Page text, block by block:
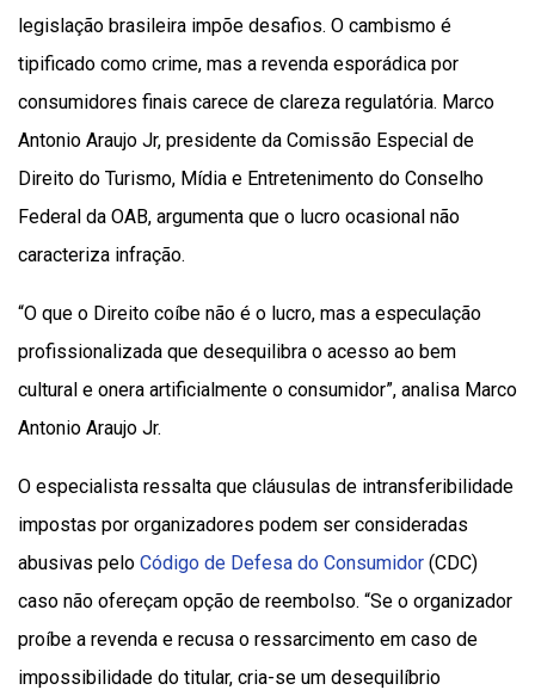
legislação brasileira impõe desafios. O cambismo é
tipificado como crime, mas a revenda esporádica por
consumidores finais carece de clareza regulatória. Marco
Antonio Araujo Jr, presidente da Comissão Especial de
Direito do Turismo, Mídia e Entretenimento do Conselho
Federal da OAB, argumenta que o lucro ocasional não
caracteriza infração.
“O que o Direito coíbe não é o lucro, mas a especulação
profissionalizada que desequilibra o acesso ao bem
cultural e onera artificialmente o consumidor”, analisa Marco
Antonio Araujo Jr.
O especialista ressalta que cláusulas de intransferibilidade
impostas por organizadores podem ser consideradas
abusivas pelo Código de Defesa do Consumidor (CDC)
caso não ofereçam opção de reembolso. “Se o organizador
proíbe a revenda e recusa o ressarcimento em caso de
impossibilidade do titular, cria-se um desequilíbrio